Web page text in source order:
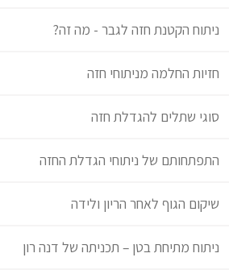
ניתוח הקטנת חזה לגבר - מה זה?
חזיות החלמה מניתוחי חזה
סוגי שתלים להגדלת חזה
התפתחותם של ניתוחי הגדלת החזה
שיקום הגוף לאחר הריון ולידה
ניתוח מתיחת בטן – תכניתה של דנה רון